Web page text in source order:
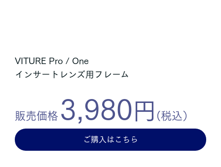
VITURE Pro / One
インサートレンズ用フレーム
販売価格 3,980 円 (税込）
ご購入はこちら